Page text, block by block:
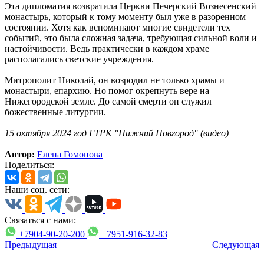
Эта дипломатия возвратила Церкви Печерский Вознесенский
монастырь, который к тому моменту был уже в разоренном
состоянии. Хотя как вспоминают многие свидетели тех
событий, это была сложная задача, требующая сильной воли и
настойчивости. Ведь практически в каждом храме
располагались светские учреждения.
Митрополит Николай, он возродил не только храмы и
монастыри, епархию. Но помог окрепнуть вере на
Нижегородской земле. До самой смерти он служил
божественные литургии.
15 октября 2024 год ГТРК "Нижний Новгород" (видео)
Автор: Елена Гомонова
Поделиться:
Наши соц. сети:
Связаться с нами:
+7904-90-20-200
+7951-916-32-83
Предыдущая
Следующая